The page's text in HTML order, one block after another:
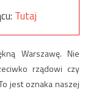
Tutaj
Warszawę. Nie
rządowi czy
jest oznaka naszej